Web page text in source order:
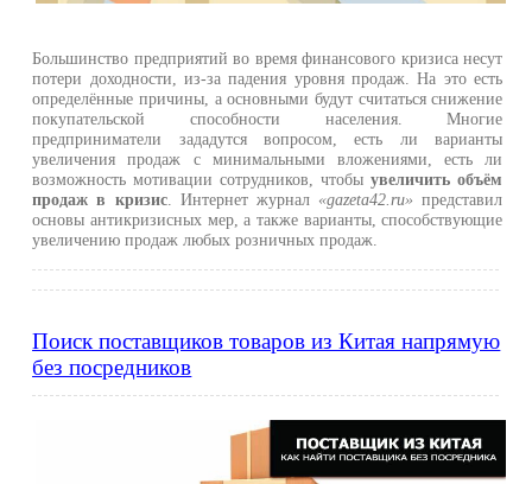
Большинство предприятий во время финансового кризиса несут
потери доходности, из-за падения уровня продаж. На это есть
определённые причины, а основными будут считаться снижение
покупательской способности населения. Многие
предприниматели зададутся вопросом, есть ли варианты
увеличения продаж с минимальными вложениями, есть ли
возможность мотивации сотрудников, чтобыувеличить объём
продаж в кризис. Интернет журнал «gazeta42.ru» представил
основы антикризисных мер, а также варианты, способствующие
увеличению продаж любых розничных продаж.
Поиск поставщиков товаров из Китая напрямую
без посредников